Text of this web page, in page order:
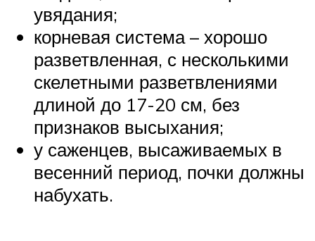
увядания;
корневая система – хорошо
разветвленная, с несколькими
скелетными разветвлениями
длиной до 17-20 см, без
признаков высыхания;
у саженцев, высаживаемых в
весенний период, почки должны
набухать.